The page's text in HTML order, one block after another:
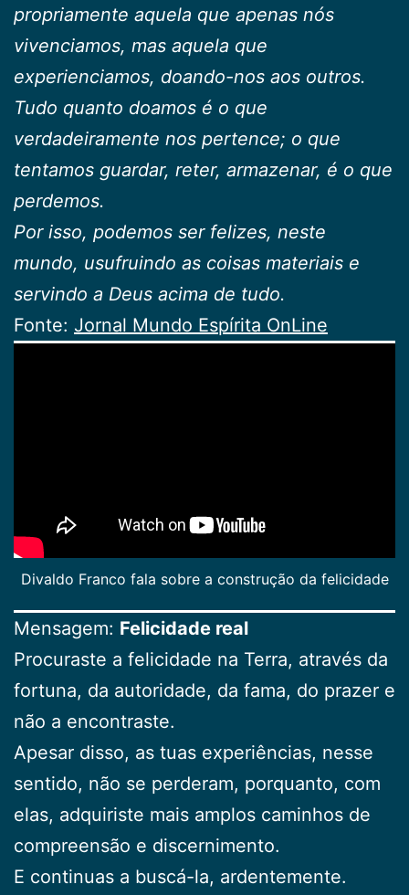
propriamente aquela que apenas nós
vivenciamos, mas aquela que
experienciamos, doando-nos aos outros.
Tudo quanto doamos é o que
verdadeiramente nos pertence; o que
tentamos guardar, reter, armazenar, é o que
perdemos.
Por isso, podemos ser felizes, neste
mundo, usufruindo as coisas materiais e
servindo a Deus acima de tudo.
Fonte: Jornal Mundo Espírita OnLine
Divaldo Franco fala sobre a construção da felicidade
Mensagem: Felicidade real
Procuraste a felicidade na Terra, através da
fortuna, da autoridade, da fama, do prazer e
não a encontraste.
Apesar disso, as tuas experiências, nesse
sentido, não se perderam, porquanto, com
elas, adquiriste mais amplos caminhos de
compreensão e discernimento.
E continuas a buscá-la, ardentemente.